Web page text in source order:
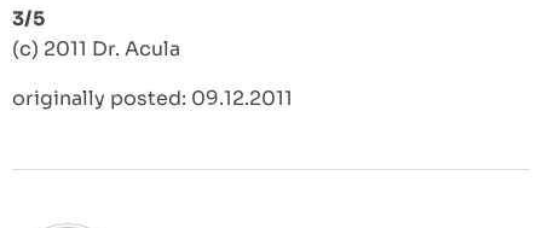
3/5
(c) 2011 Dr. Acula
originally posted: 09.12.2011